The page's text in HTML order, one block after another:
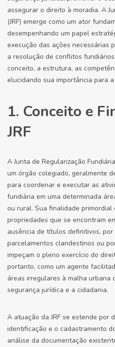
assegurar o direito à moradia. A
(JRF) emerge como um ator
desempenhando um papel
execução das ações necessárias
a resolução de conflitos
conceito, a estrutura, as
elucidando sua importância para
1. Conceito e
JRF
A Junta de Regularização
um órgão colegiado, geralmente
para coordenar e executar as
fundiária em uma determinada
ou rural. Sua finalidade
propriedades que se encontram
ausência de títulos definitivos,
parcelamentos clandestinos ou
impeçam o pleno exercício do
portanto, como um agente
áreas irregulares à malha urbana
segurança jurídica e a cidadania.
A atuação da JRF se estende por
identificação e o cadastramento
análise da documentação